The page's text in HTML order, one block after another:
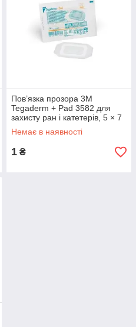
Пов’язка прозора 3M
Tegaderm + Pad 3582 для
захисту ран і катетерів, 5 × 7
см, №50
Немає в наявності
1 ₴